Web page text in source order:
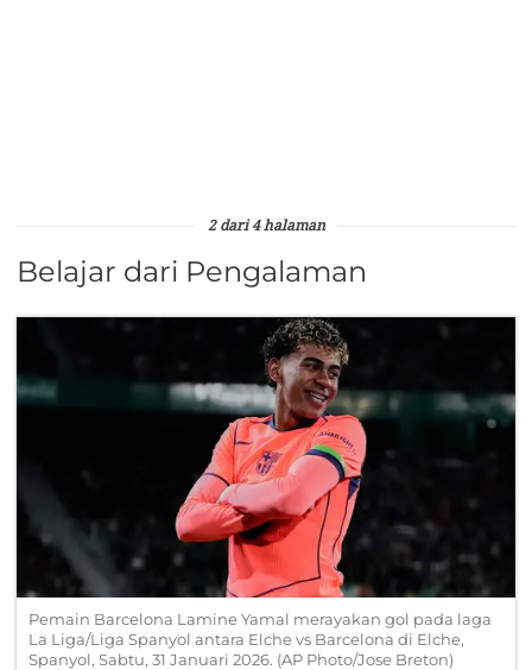
2 dari 4 halaman
Belajar dari Pengalaman
Pemain Barcelona Lamine Yamal merayakan gol pada laga
La Liga/Liga Spanyol antara Elche vs Barcelona di Elche,
Spanyol, Sabtu, 31 Januari 2026. (AP Photo/Jose Breton)